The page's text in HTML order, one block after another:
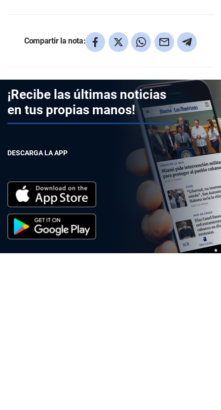
Compartir la nota:
¡Recibe las últimas noticias
en tus propias manos!
DESCARGA LA APP